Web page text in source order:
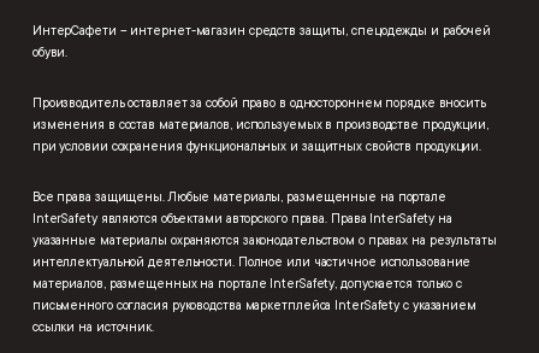
ИнтерСафети – интернет-магазин средств защиты, спецодежды и рабочей
обуви.
Производитель оставляет за собой право в одностороннем порядке вносить
изменения в состав материалов, используемых в производстве продукции,
при условии сохранения функциональных и защитных свойств продукции.
Все права защищены. Любые материалы, размещенные на портале
InterSafety являются объектами авторского права. Права InterSafety на
указанные материалы охраняются законодательством о правах на результаты
интеллектуальной деятельности. Полное или частичное использование
материалов, размещенных на портале InterSafety, допускается только с
письменного согласия руководства маркетплейса InterSafety с указанием
ссылки на источник.